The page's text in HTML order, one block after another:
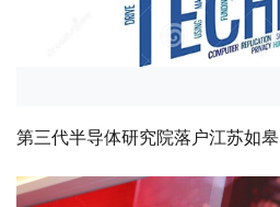
第三代半导体研究院落户江苏如皋